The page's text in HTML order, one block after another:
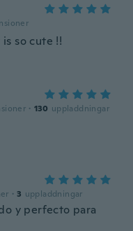
so cute !!
· 130 uppladdningar
· 3 uppladdningar
y perfecto para